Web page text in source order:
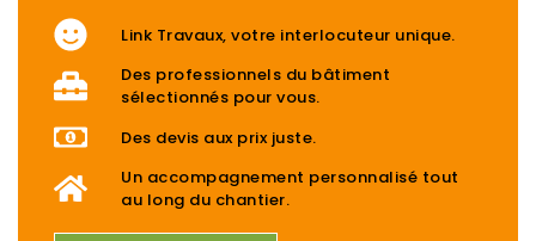
Link Travaux, votre interlocuteur unique.
Des professionnels du bâtiment
sélectionnés pour vous.
Des devis aux prix juste.
Un accompagnement personnalisé tout
au long du chantier.